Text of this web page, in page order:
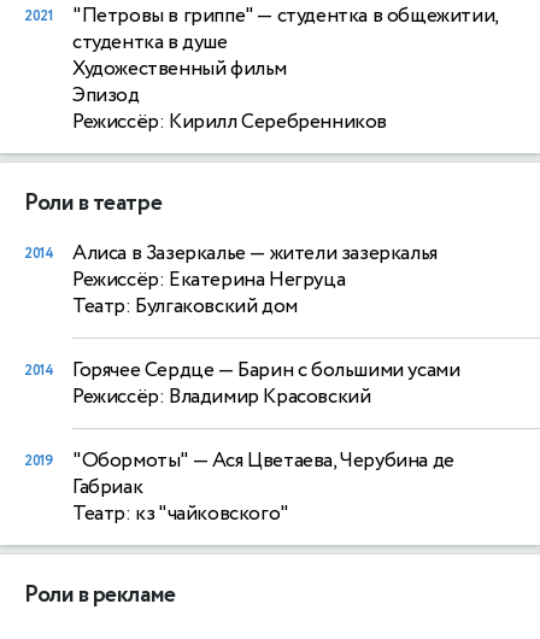
2021 "Петровы в гриппе"— студентка в общежитии,
студентка в душе
Художественный фильм
Эпизод
Режиссёр: Кирилл Серебренников
Роли в театре
2014 Алиса в Зазеркалье— жители зазеркалья
Режиссёр: Екатерина Негруца
Театр: Булгаковский дом
2014 Горячее Сердце— Барин с большими усами
Режиссёр: Владимир Красовский
2019 "Обормоты" — Ася Цветаева, Черубина де
Габриак
Театр: кз "чайковского"
Роли в рекламе